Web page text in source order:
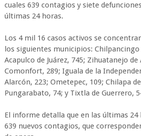
cuales 639 contagios y siete
últimas 24 horas.
Los 4 mil 16 casos activos se
los siguientes municipios: Chilpancingo
Acapulco de Juárez, 745; Zihuatanejo
Comonfort, 289; Iguala de la
Alarcón, 223; Ometepec, 109; Chilapa
Pungarabato, 74; y Tixtla de Guerrero,
El informe detalla que en las últimas
639 nuevos contagios, que